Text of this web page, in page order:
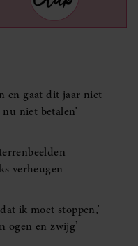
en gaat dit jaar niet
niet betalen’
verheugen
ik moet stoppen,’
en zwijg’